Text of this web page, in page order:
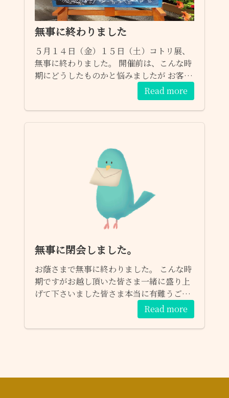
無事に終わりました
５月１４日（金）１５日（土）コトリ展、
無事に終わりました。 開催前は、こんな時
期にどうしたものかと悩みましたが お客様
や作家さんのご配慮のおかげで楽しく過ご
せました。 ありがとうございました。 そし
て設営にご協力してくださいました方々感
謝です。
Read more
無事に閉会しました。
お蔭さまで無事に終わりました。 こんな時
期ですがお越し頂いた皆さま一緒に盛り上
げて下さいました皆さま本当に有難うござ
いました。 心より感謝しています。 kotori
Read more